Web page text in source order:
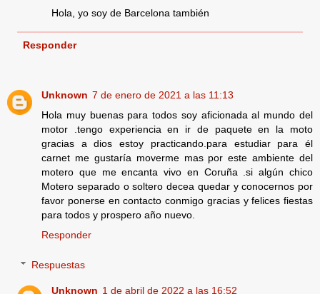
Hola, yo soy de Barcelona también
Responder
Unknown 7 de enero de 2021 a las 11:13
Hola muy buenas para todos soy aficionada al mundo del
motor .tengo experiencia en ir de paquete en la moto
gracias a dios estoy practicando.para estudiar para él
carnet me gustaría moverme mas por este ambiente del
motero que me encanta vivo en Coruña .si algún chico
Motero separado o soltero decea quedar y conocernos por
favor ponerse en contacto conmigo gracias y felices fiestas
para todos y prospero año nuevo.
Responder
Respuestas
Unknown 1 de abril de 2022 a las 16:52